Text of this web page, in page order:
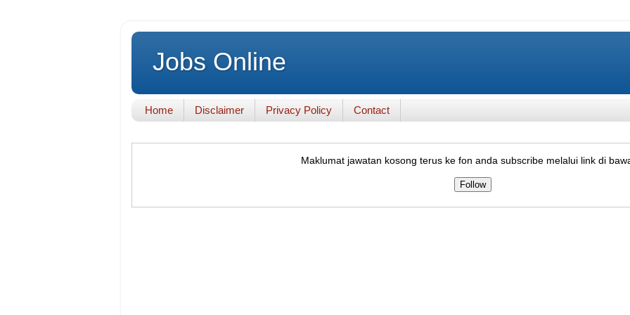
Jobs Online
Home Disclaimer Privacy Policy Contact
Maklumat jawatan kosong terus ke fon anda subscribe melalui link di